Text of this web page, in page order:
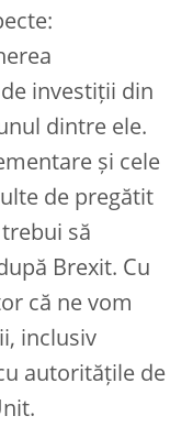
investiții din
dintre ele.
și cele
de pregătit
să
Brexit. Cu
că ne vom
inclusiv
autoritățile de